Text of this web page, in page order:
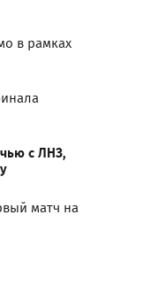
в рамках
с ЛНЗ,
матч на